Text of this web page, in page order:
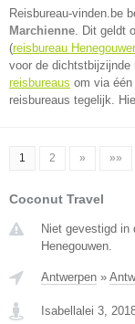
Reisbureau-vinden.be
Marchienne. Dit geldt
(reisbureau
voor de dichtstbijzijnde
reisbureaus om via
reisbureaus tegelijk.
1 2 » »»
Coconut Travel
Niet gevestigd in
Henegouwen.
Antwerpen »
Isabellalei 3,